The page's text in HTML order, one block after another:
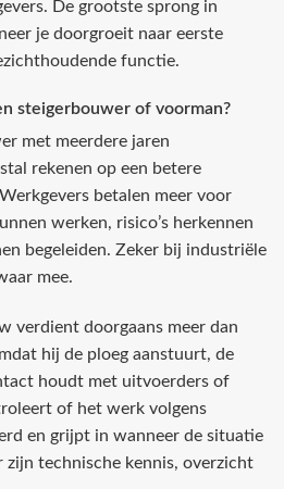
De grootste sprong in
je doorgroeit naar eerste
functie.
steigerbouwer of voorman?
met meerdere jaren
rekenen op een betere
betalen meer voor
werken, risico’s herkennen
begeleiden. Zeker bij industriële
mee.
verdient doorgaans meer dan
hij de ploeg aanstuurt, de
houdt met uitvoerders of
of het werk volgens
en grijpt in wanneer de situatie
technische kennis, overzicht